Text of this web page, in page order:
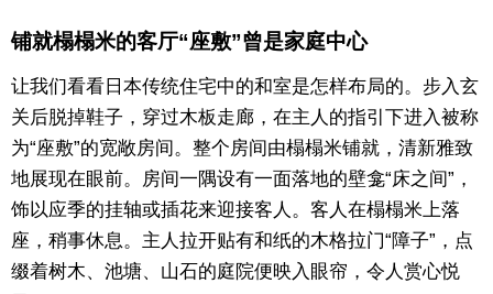
东京
编辑部通知
SNS
铺就榻榻米的客厅“座敷”曾是家庭中心
让我们看看日本传统住宅中的和室是怎样布局的。步入玄
关后脱掉鞋子，穿过木板走廊，在主人的指引下进入被称
为“座敷”的宽敞房间。整个房间由榻榻米铺就，清新雅致
地展现在眼前。房间一隅设有一面落地的壁龛“床之间”，
饰以应季的挂轴或插花来迎接客人。客人在榻榻米上落
座，稍事休息。主人拉开贴有和纸的木格拉门“障子”，点
缀着树木、池塘、山石的庭院便映入眼帘，令人赏心悦